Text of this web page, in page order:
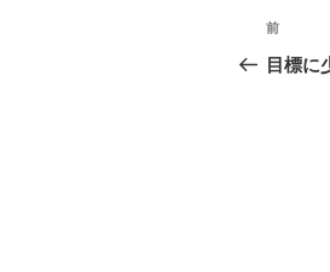
投
稿
過
去
前
目標に